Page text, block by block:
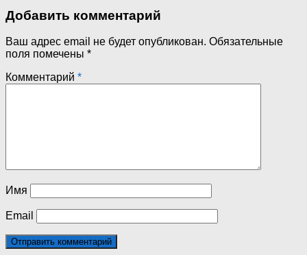
Добавить комментарий
Ваш адрес email не будет опубликован. Обязательные
поля помечены *
Комментарий *
Имя
Email